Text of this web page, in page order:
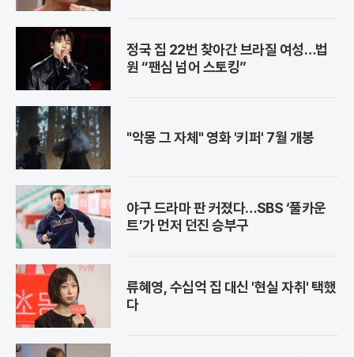
정국 집 22번 찾아간 브라질 여성…법
원 “팬심 넘어 스토킹”
"악몽 그 자체" 영화 '키퍼' 7월 개봉
야구 드라마 판 커졌다…SBS ‘풀카운
트’가 먼저 던진 승부구
류혜영, 수십억 집 대신 '현실 자취' 택했
다